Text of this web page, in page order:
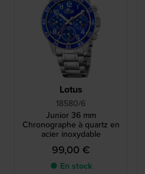
Lotus
18580/6
Junior 36 mm
Chronographe à quartz en
acier inoxydable
99,00 €
● En stock